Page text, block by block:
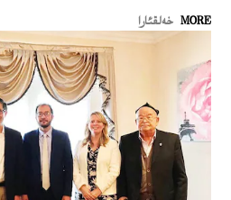
MORE خەلقئارا